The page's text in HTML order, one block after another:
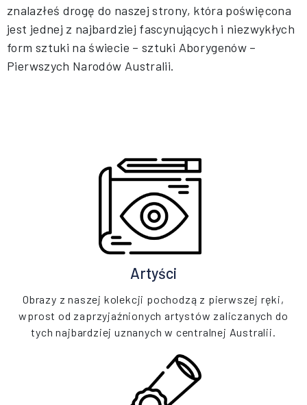
znalazłeś drogę do naszej strony, która poświęcona
jest jednej z najbardziej fascynujących i niezwykłych
form sztuki na świecie – sztuki Aborygenów –
Pierwszych Narodów Australii.
Artyści
Obrazy z naszej kolekcji pochodzą z pierwszej ręki,
wprost od zaprzyjaźnionych artystów zaliczanych do
tych najbardziej uznanych w centralnej Australii.